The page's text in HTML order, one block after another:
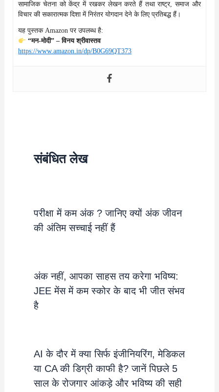
सामाजिक चेतना को केंद्र में रखकर लेखन करते हैं तथा राष्ट्र, समाज और
विचार की सकारात्मक दिशा में निरंतर योगदान देने के लिए प्रतिबद्ध हैं।
यह पुस्तक Amazon पर उपलब्ध है:
“मन-मोदी” – विनय श्रीवास्तव
https://www.amazon.in/dp/B0G69QT373
संबंधित लेख
परीक्षा में कम अंक ? जानिए क्यों अंक जीवन
की अंतिम सच्चाई नहीं हैं
अंक नहीं, आपका साहस तय करेगा भविष्य:
JEE मेंस में कम स्कोर के बाद भी जीत संभव
है
AI के दौर में क्या सिर्फ इंजीनियरिंग, मेडिकल
या CA की डिग्री काफी है? जानें पिछले 5
साल के रोजगार आंकड़े और भविष्य की सही